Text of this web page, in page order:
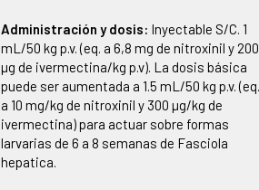
Administración y dosis: Inyectable S/C. 1
mL/50 kg p.v. (eq. a 6,8 mg de nitroxinil y 200
µg de ivermectina/kg p.v). La dosis básica
puede ser aumentada a 1.5 mL/50 kg p.v. (eq.
a 10 mg/kg de nitroxinil y 300 µg/kg de
ivermectina) para actuar sobre formas
larvarias de 6 a 8 semanas de Fasciola
hepatica.